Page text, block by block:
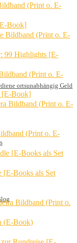
ortsunabhängig Geld
(Print o. E-
Book]
Bildband (Print o. E-
99 Highlights [E-
(Print o. E-
[E-Book]
Bildband (Print o. E-
(Print o. E-
[E-Books als Set
[E-Books als Set
Bildband (Print o.
(E-Book)